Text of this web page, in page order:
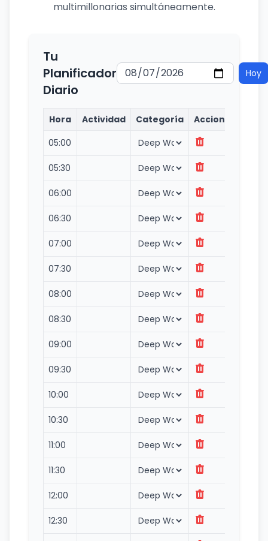
multimillonarias simultáneamente.
Tu
Planificador
Diario
Hoy
Hora Actividad Categoría
Acciones
05:00
05:30
06:00
06:30
07:00
07:30
08:00
08:30
09:00
09:30
10:00
10:30
11:00
11:30
12:00
12:30